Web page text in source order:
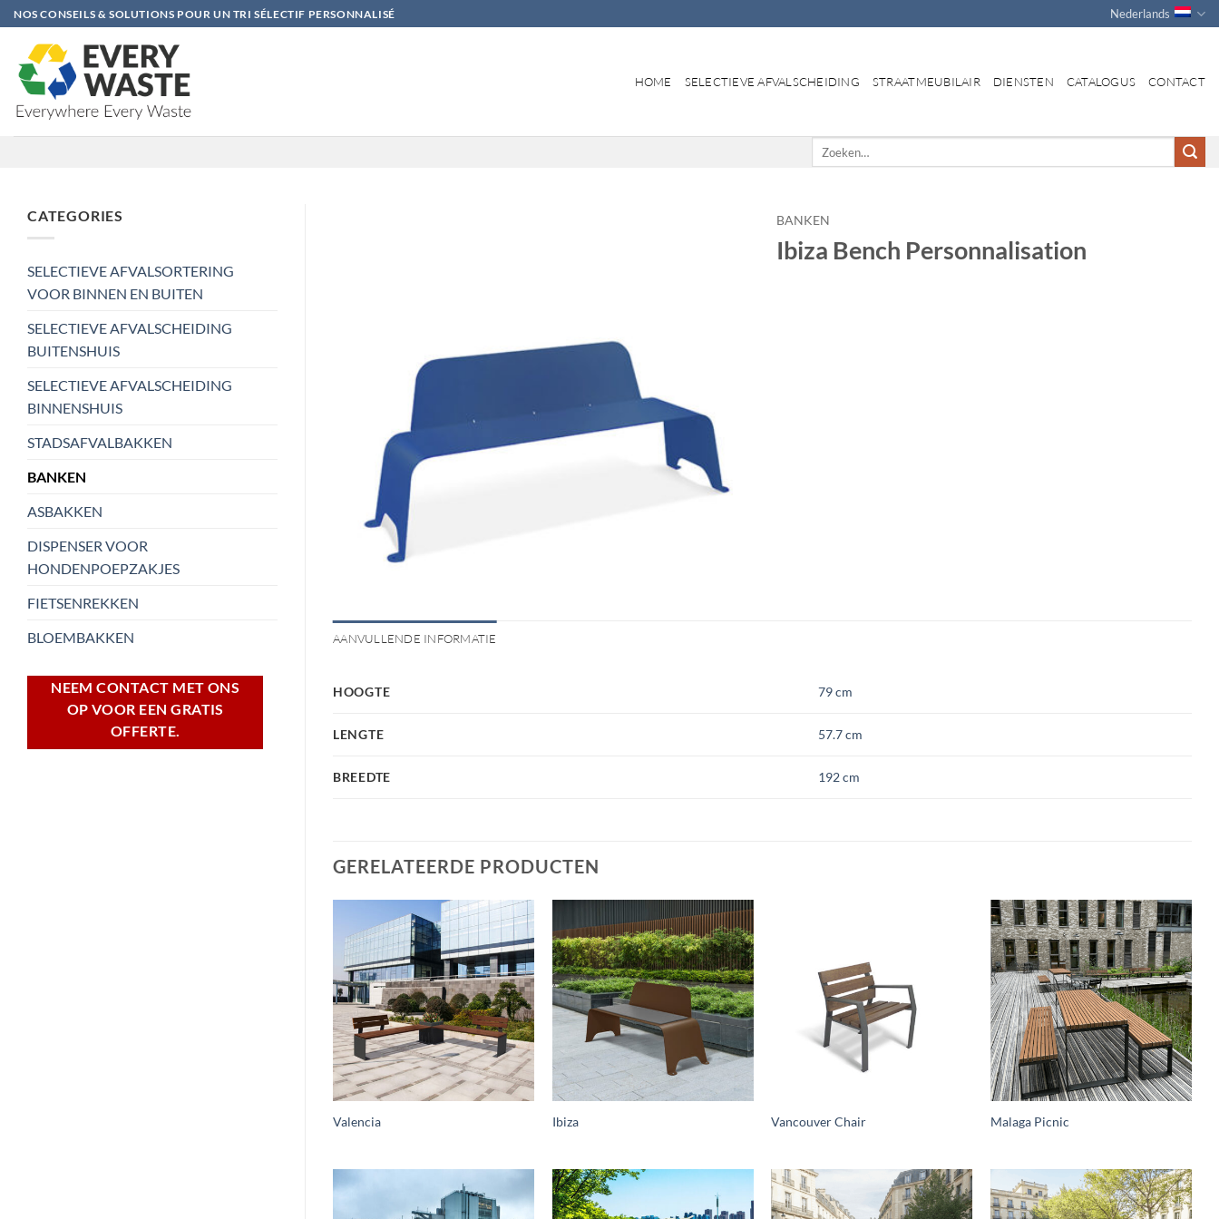
Ga
naar
inhoud
NOS CONSEILS & SOLUTIONS POUR UN TRI SÉLECTIF PERSONNALISÉ Nederlands
HOME SELECTIEVE AFVALSCHEIDING STRAATMEUBILAIR DIENSTEN CATALOGUS CONTACT
CATEGORIES
SELECTIEVE AFVALSORTERING
VOOR BINNEN EN BUITEN
SELECTIEVE AFVALSCHEIDING
BUITENSHUIS
SELECTIEVE AFVALSCHEIDING
BINNENSHUIS
STADSAFVALBAKKEN
BANKEN
ASBAKKEN
DISPENSER VOOR
HONDENPOEPZAKJES
FIETSENREKKEN
BLOEMBAKKEN
NEEM CONTACT MET ONS
OP VOOR EEN GRATIS
OFFERTE.
BANKEN
Ibiza Bench Personnalisation
AANVULLENDE INFORMATIE
HOOGTE 79 cm
LENGTE 57.7 cm
BREEDTE 192 cm
GERELATEERDE PRODUCTEN
Valencia Ibiza Vancouver Chair Malaga Picnic